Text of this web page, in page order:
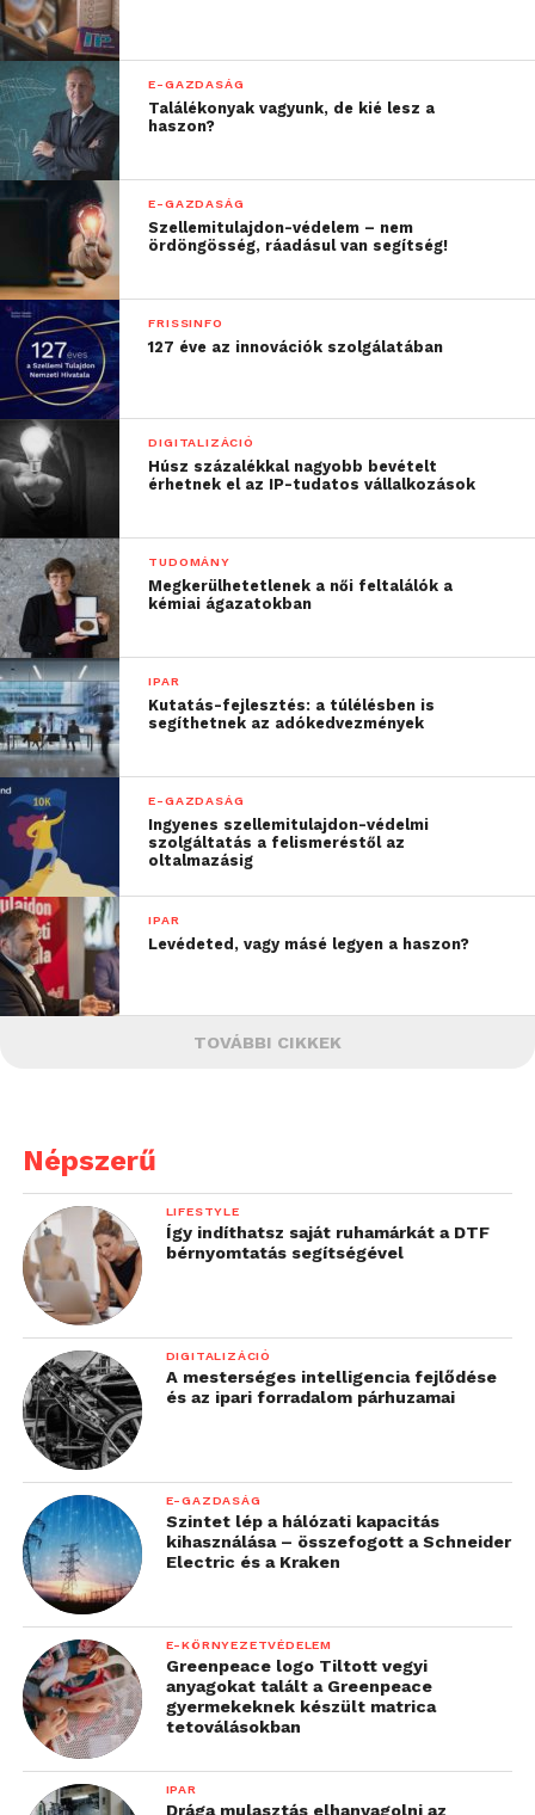
E-GAZDASÁG
Találékonyak vagyunk, de kié lesz a
haszon?
E-GAZDASÁG
Szellemitulajdon-védelem – nem
ördöngösség, ráadásul van segítség!
FRISSINFO
127 éve az innovációk szolgálatában
DIGITALIZÁCIÓ
Húsz százalékkal nagyobb bevételt
érhetnek el az IP-tudatos vállalkozások
TUDOMÁNY
Megkerülhetetlenek a női feltalálók a
kémiai ágazatokban
IPAR
Kutatás-fejlesztés: a túlélésben is
segíthetnek az adókedvezmények
E-GAZDASÁG
Ingyenes szellemitulajdon-védelmi
szolgáltatás a felismeréstől az
oltalmazásig
IPAR
Levédeted, vagy másé legyen a haszon?
TOVÁBBI CIKKEK
Népszerű
LIFESTYLE
Így indíthatsz saját ruhamárkát a DTF
bérnyomtatás segítségével
DIGITALIZÁCIÓ
A mesterséges intelligencia fejlődése
és az ipari forradalom párhuzamai
E-GAZDASÁG
Szintet lép a hálózati kapacitás
kihasználása – összefogott a Schneider
Electric és a Kraken
E-KÖRNYEZETVÉDELEM
Greenpeace logo Tiltott vegyi
anyagokat talált a Greenpeace
gyermekeknek készült matrica
tetoválásokban
IPAR
Drága mulasztás elhanyagolni az